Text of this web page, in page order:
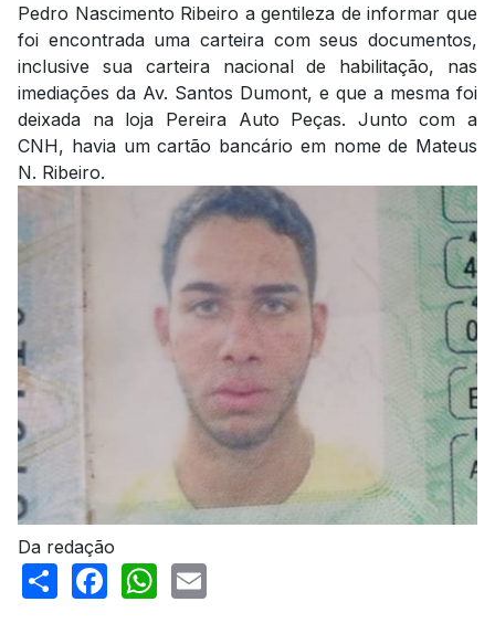
Pedro Nascimento Ribeiro a gentileza de informar que
foi encontrada uma carteira com seus documentos,
inclusive sua carteira nacional de habilitação, nas
imediações da Av. Santos Dumont, e que a mesma foi
deixada na loja Pereira Auto Peças. Junto com a
CNH, havia um cartão bancário em nome de Mateus
N. Ribeiro.
Da redação
ShareFacebook
WhatsApp